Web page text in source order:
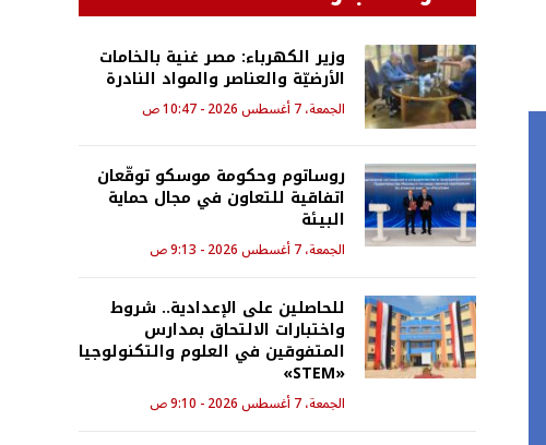
وزير الكهرباء: مصر غنية بالخامات
الأرضيّة والعناصر والمواد النادرة
الجمعة، 7 أغسطس 2026 - 10:47 ص
روساتوم وحكومة موسكو توقّعان
اتفاقية للتعاون في مجال حماية
البيئة
الجمعة، 7 أغسطس 2026 - 9:13 ص
للحاصلين على الإعدادية.. شروط
واختبارات الالتحاق بمدارس
المتفوقين في العلوم والتكنولوجيا
«STEM»
الجمعة، 7 أغسطس 2026 - 9:10 ص